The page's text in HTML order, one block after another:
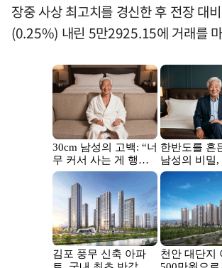
장중 사상 최고치를 경신한 후 전장 대
(0.25%) 내린 5만2925.15에 거래를